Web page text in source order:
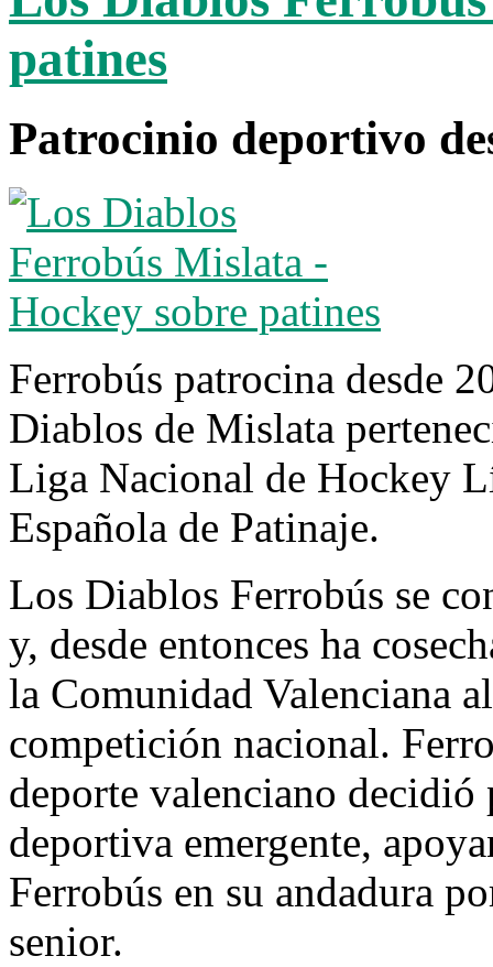
patines
Patrocinio deportivo
Ferrobús patrocina desde
Diablos de Mislata
Liga Nacional de Hockey
Española de Patinaje.
Los Diablos Ferrobús se
y, desde entonces ha
la Comunidad Valenciana
competición nacional.
deporte valenciano
deportiva emergente,
Ferrobús en su andadura
senior.